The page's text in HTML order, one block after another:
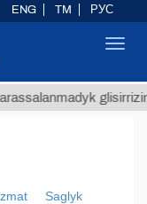
Saglyk
ENG TM РУС